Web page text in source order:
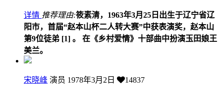
详情 推荐理由:筱素清，1963年3月25日出生于辽宁省辽
阳市，首届“赵本山杯二人转大赛”中获表演奖，赵本山
第9位徒弟 [1] 。 在《乡村爱情》十部曲中扮演玉田娘王
美兰。
宋晓峰 演员 1978年3月2日 14837